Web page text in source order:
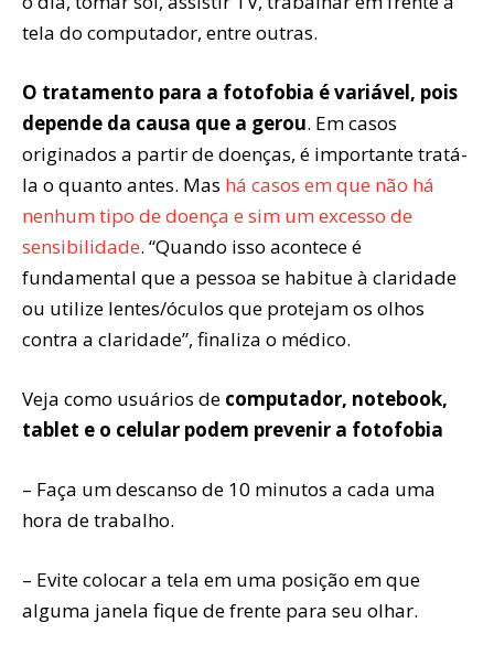
tela do computador, entre outras.
O tratamento para a fotofobia é variável, pois
depende da causa que a gerou. Em casos
originados a partir de doenças, é importante tratá-
la o quanto antes. Mas há casos em que não há
nenhum tipo de doença e sim um excesso de
sensibilidade. “Quando isso acontece é
fundamental que a pessoa se habitue à claridade
ou utilize lentes/óculos que protejam os olhos
contra a claridade”, finaliza o médico.
Veja como usuários de computador, notebook,
tablet e o celular podem prevenir a fotofobia
– Faça um descanso de 10 minutos a cada uma
hora de trabalho.
– Evite colocar a tela em uma posição em que
alguma janela fique de frente para seu olhar.